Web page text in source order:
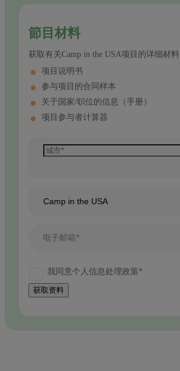
節目材料
获取有关Camp in the USA项目的详细材料
项目说明书
参与项目的合同样本
关于国家/职位的信息（手册）
项目参与者计算器
Camp in the USA
电子邮箱*
我同意个人信息处理政策*
获取资料